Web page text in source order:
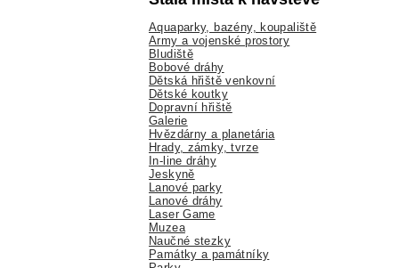
Aquaparky, bazény, koupaliště
Army a vojenské prostory
Bludiště
Bobové dráhy
Dětská hřiště venkovní
Dětské koutky
Dopravní hřiště
Galerie
Hvězdárny a planetária
Hrady, zámky, tvrze
In-line dráhy
Jeskyně
Lanové parky
Lanové dráhy
Laser Game
Muzea
Naučné stezky
Památky a památníky